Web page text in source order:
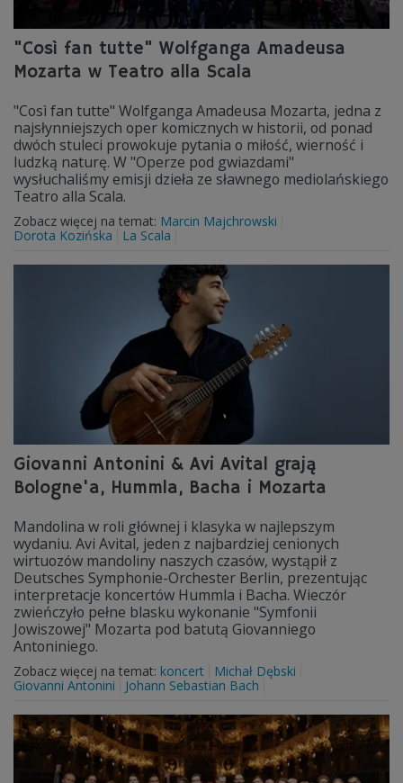
"Così fan tutte" Wolfganga Amadeusa
Mozarta w Teatro alla Scala
"Così fan tutte" Wolfganga Amadeusa Mozarta, jedna z
najsłynniejszych oper komicznych w historii, od ponad
dwóch stuleci prowokuje pytania o miłość, wierność i
ludzką naturę. W "Operze pod gwiazdami"
wysłuchaliśmy emisji dzieła ze sławnego mediolańskiego
Teatro alla Scala.
Zobacz więcej na temat: Marcin Majchrowski
Dorota Kozińska
La Scala
Giovanni Antonini & Avi Avital grają
Bologne'a, Hummla, Bacha i Mozarta
Mandolina w roli głównej i klasyka w najlepszym
wydaniu. Avi Avital, jeden z najbardziej cenionych
wirtuozów mandoliny naszych czasów, wystąpił z
Deutsches Symphonie-Orchester Berlin, prezentując
interpretacje koncertów Hummla i Bacha. Wieczór
zwieńczyło pełne blasku wykonanie "Symfonii
Jowiszowej" Mozarta pod batutą Giovanniego
Antoniniego.
Zobacz więcej na temat: koncert
Michał Dębski
Giovanni Antonini
Johann Sebastian Bach